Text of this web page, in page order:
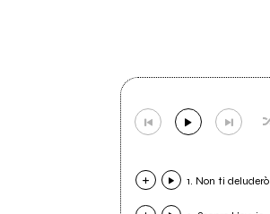
1. Non ti deluderò